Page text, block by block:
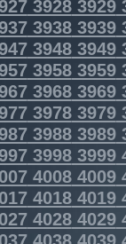
39283929
39383939
39483949
39583959
39683969
39783979
39883989
39983999
40084009
40184019
40284029